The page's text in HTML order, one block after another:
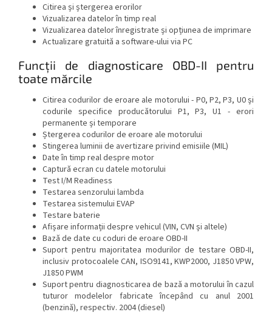
Citirea și ștergerea erorilor
Vizualizarea datelor în timp real
Vizualizarea datelor înregistrate și opțiunea de imprimare
Actualizare gratuită a software-ului via PC
Funcții de diagnosticare OBD-II pentru
toate mărcile
Citirea codurilor de eroare ale motorului - P0, P2, P3, U0 și
codurile specifice producătorului P1, P3, U1 - erori
permanente și temporare
Ștergerea codurilor de eroare ale motorului
Stingerea luminii de avertizare privind emisiile (MIL)
Date în timp real despre motor
Captură ecran cu datele motorului
Test I/M Readiness
Testarea senzorului lambda
Testarea sistemului EVAP
Testare baterie
Afișare informații despre vehicul (VIN, CVN și altele)
Bază de date cu coduri de eroare OBD-II
Suport pentru majoritatea modurilor de testare OBD-II,
inclusiv protocoalele CAN, ISO9141, KWP2000, J1850 VPW,
J1850 PWM
Suport pentru diagnosticarea de bază a motorului în cazul
tuturor modelelor fabricate începând cu anul 2001
(benzină), respectiv. 2004 (diesel)